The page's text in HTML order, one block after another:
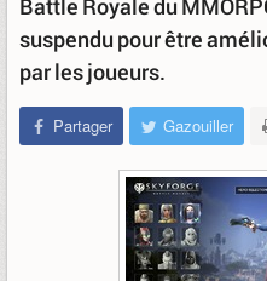
Battle Royale du
suspendu pour être
par les joueurs.
Partager Gazouiller